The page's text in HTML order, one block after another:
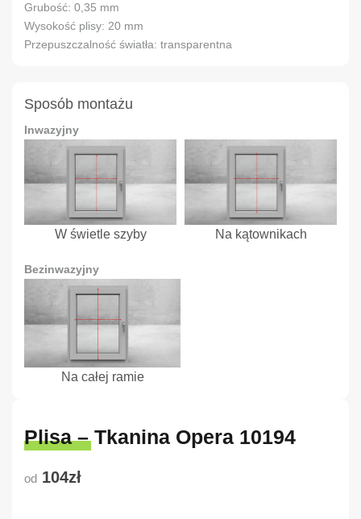
Grubość: 0,35 mm
Wysokość plisy: 20 mm
Przepuszczalność światła: transparentna
Sposób montażu
Inwazyjny
W świetle szyby Na kątownikach
Bezinwazyjny
Na całej ramie
Plisa – Tkanina Opera 10194
od 104zł